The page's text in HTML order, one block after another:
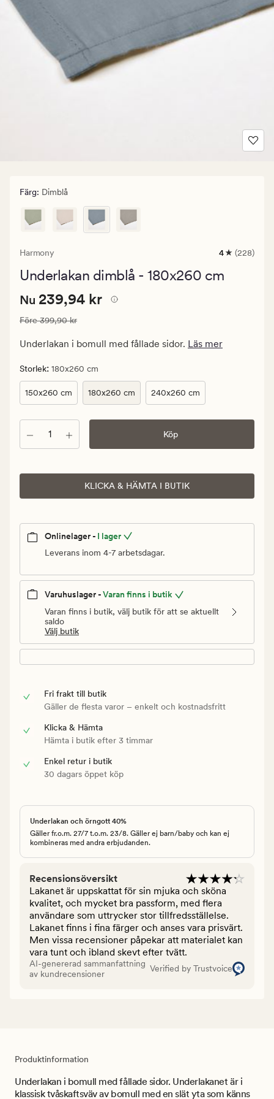
Färg: Dimblå
Harmony
228
med
4 (228)
Underlakan dimblå - 180x260 cm
Nuvarande
239,94
kr.
pris
399,90
kr
Nuvarande pris
Nu 239,94 kr
Ordinarie pris 399,90 kr
Före399,90 kr
Underlakan i bomull med fållade sidor. Läs mer
Storlek: 180x260 cm
150x260 cm 180x260 cm 240x260 cm
Antal Köp
KLICKA & HÄMTA I BUTIK
Onlinelager - I lager
Leverans inom 4-7 arbetsdagar.
Varuhuslager -Varan finns i butik
Varan finns i butik, välj butik för att se aktuellt
saldo
Välj butik
Fri frakt till butik
Gäller de flesta varor – enkelt och kostnadsfritt
Klicka & Hämta
Hämta i butik efter 3 timmar
Enkel retur i butik
30 dagars öppet köp
Underlakan och örngott 40%
Gäller fr.o.m. 27/7 t.o.m. 23/8. Gäller ej barn/baby och kan ej
kombineras med andra erbjudanden.
Recensionsöversikt
Lakanet är uppskattat för sin mjuka och sköna
kvalitet, och mycket bra passform, med flera
användare som uttrycker stor tillfredsställelse.
Lakanet finns i fina färger och anses vara prisvärt.
Men vissa recensioner påpekar att materialet kan
vara tunt och ibland skevt efter tvätt.
AI-genererad sammanfattning
av kundrecensioner
Verified by Trustvoice
Produktinformation
Underlakan i bomull med fållade sidor. Underlakanet är i
klassisk tvåskaftsväv av bomull med en slät yta som känns